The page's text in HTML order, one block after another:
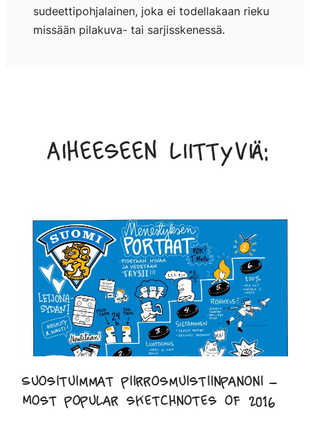
sudeettipohjalainen, joka ei todellakaan rieku
missään pilakuva- tai sarjisskenessä.
Aiheeseen liittyviä:
Suosituimmat piirrosmuistiinpanoni –
Most popular sketchnotes of 2016